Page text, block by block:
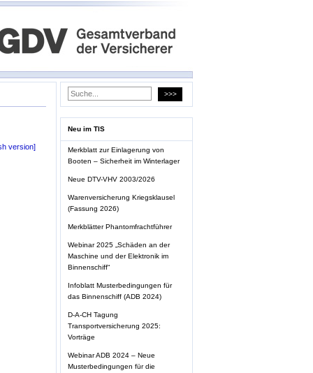
version]
Neu im TIS
Merkblatt zur Einlagerung von
Booten – Sicherheit im Winterlager
Neue DTV-VHV 2003/2026
Warenversicherung Kriegsklausel
(Fassung 2026)
Merkblätter Phantomfrachtführer
Webinar 2025 „Schäden an der
Maschine und der Elektronik im
Binnenschiff“
Infoblatt Musterbedingungen für
das Binnenschiff (ADB 2024)
D-A-CH Tagung
Transportversicherung 2025:
Vorträge
Webinar ADB 2024 – Neue
Musterbedingungen für die